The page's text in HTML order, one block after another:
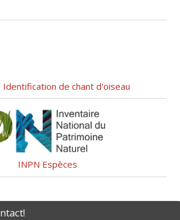
Identification de chant d'oiseau
INPN Espèces